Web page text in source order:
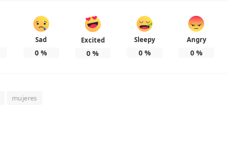
Sad
0 %
Excited
0 %
Sleepy
0%
Angry
0%
mujeres